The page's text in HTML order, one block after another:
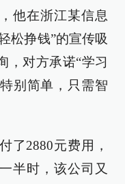
他在浙江某信息
松挣钱”的宣传吸
，对方承诺“学习
别简单，只需智
了2880元费用，
半时，该公司又